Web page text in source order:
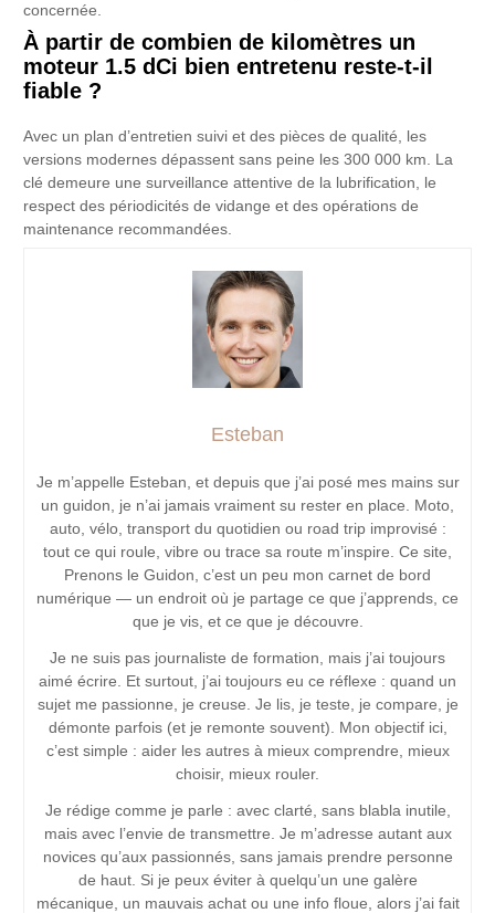
concernée.
À partir de combien de kilomètres un
moteur 1.5 dCi bien entretenu reste-t-il
fiable ?
Avec un plan d’entretien suivi et des pièces de qualité, les
versions modernes dépassent sans peine les 300 000 km. La
clé demeure une surveillance attentive de la lubrification, le
respect des périodicités de vidange et des opérations de
maintenance recommandées.
Esteban
Je m’appelle Esteban, et depuis que j’ai posé mes mains sur
un guidon, je n’ai jamais vraiment su rester en place. Moto,
auto, vélo, transport du quotidien ou road trip improvisé :
tout ce qui roule, vibre ou trace sa route m’inspire. Ce site,
Prenons le Guidon, c’est un peu mon carnet de bord
numérique — un endroit où je partage ce que j’apprends, ce
que je vis, et ce que je découvre.
Je ne suis pas journaliste de formation, mais j’ai toujours
aimé écrire. Et surtout, j’ai toujours eu ce réflexe : quand un
sujet me passionne, je creuse. Je lis, je teste, je compare, je
démonte parfois (et je remonte souvent). Mon objectif ici,
c’est simple : aider les autres à mieux comprendre, mieux
choisir, mieux rouler.
Je rédige comme je parle : avec clarté, sans blabla inutile,
mais avec l’envie de transmettre. Je m’adresse autant aux
novices qu’aux passionnés, sans jamais prendre personne
de haut. Si je peux éviter à quelqu’un une galère
mécanique, un mauvais achat ou une info floue, alors j’ai fait